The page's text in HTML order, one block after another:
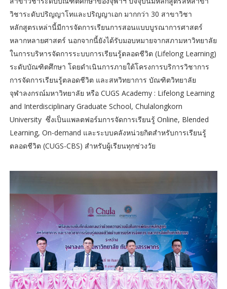
วิชาระดับปริญญาโทและปริญญาเอก มากกว่า 30 สาขาวิชา
หลักสูตรเหล่านี้มีการจัดการเรียนการสอนแบบบูรณาการศาสตร์
หลากหลายศาสตร์ นอกจากนี้ยังได้รับมอบหมายจากสภามหาวิทยาลัย
ในการบริหารจัดการระบบการเรียนรู้ตลอดชีวิต (Lifelong Learning)
ระดับบัณฑิตศึกษา โดยดำเนินการภายใต้โครงการบริการวิชาการ
การจัดการเรียนรู้ตลอดชีวิต และสหวิทยาการ บัณฑิตวิทยาลัย
จุฬาลงกรณ์มหาวิทยาลัย หรือ CUGS Academy : Lifelong Learning
and Interdisciplinary Graduate School, Chulalongkorn
University ซึ่งเป็นแพลตฟอร์มการจัดการเรียนรู้ Online, Blended
Learning, On-demand และระบบคลังหน่วยกิตสำหรับการเรียนรู้
ตลอดชีวิต (CUGS-CBS) สำหรับผู้เรียนทุกช่วงวัย